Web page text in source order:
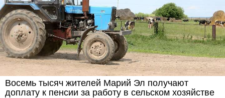
Восемь тысяч жителей Марий Эл получают
доплату к пенсии за работу в сельском хозяйстве